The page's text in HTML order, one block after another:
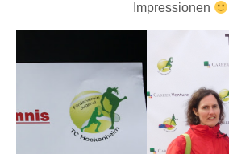
Impressionen